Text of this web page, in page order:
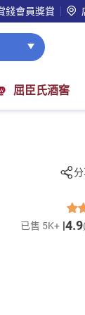
錢會員獎賞
屈臣氏酒窖
已售 5K+ 4.9